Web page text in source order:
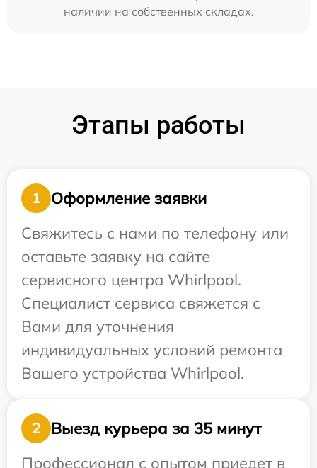
наличии на собственных складах.
Этапы работы
1
Оформление заявки
Свяжитесь с нами по телефону или
оставьте заявку на сайте
сервисного центра Whirlpool.
Специалист сервиса свяжется с
Вами для уточнения
индивидуальных условий ремонта
Вашего устройства Whirlpool.
2
Выезд курьера за 35 минут
Профессионал с опытом приедет в